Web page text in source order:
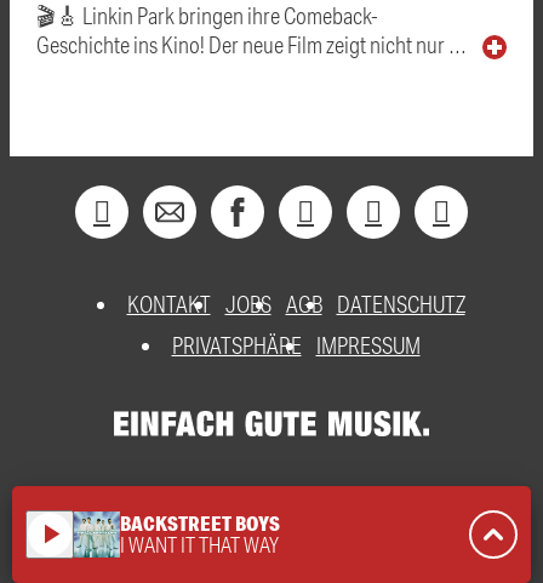
🎬🎸 Linkin Park bringen ihre Comeback-
Geschichte ins Kino! Der neue Film zeigt nicht nur …
KONTAKT JOBS AGB DATENSCHUTZ
PRIVATSPHÄRE
IMPRESSUM
play_arrow BACKSTREET BOYS
I WANT IT THAT WAY